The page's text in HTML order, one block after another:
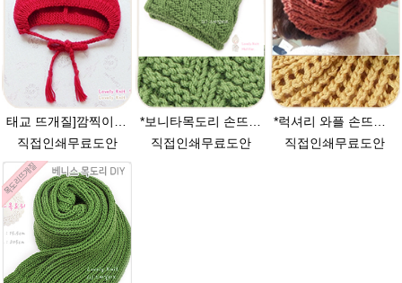
직접인쇄무료도안
직접인쇄무료도안
직접인쇄무료도안